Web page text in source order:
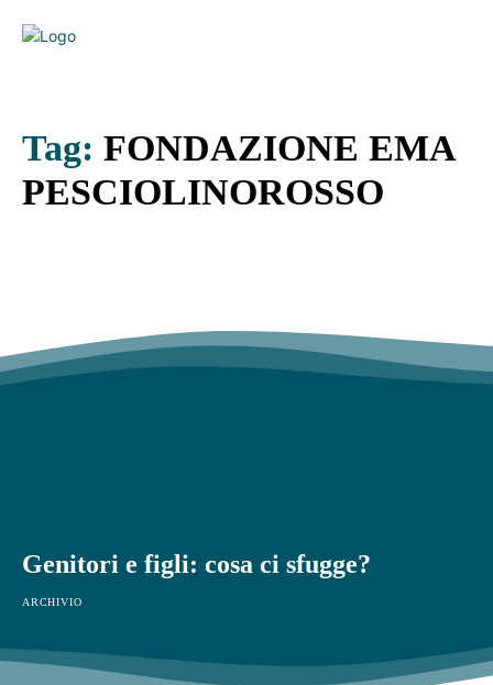
Tag: FONDAZIONE EMA
PESCIOLINOROSSO
Genitori e figli: cosa ci sfugge?
ARCHIVIO